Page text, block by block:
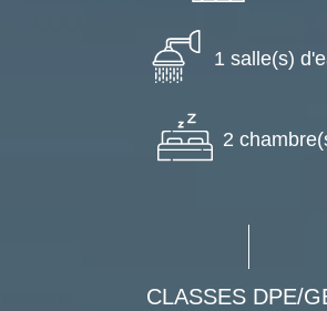
1 salle(s)
2
CLASSES DPE/